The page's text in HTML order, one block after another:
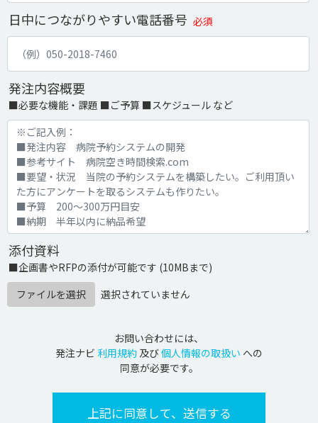
日中につながりやすい電話番号 必須
発注内容概要
■必要な機能・課題 ■ご予算 ■スケジュール など
添付資料
■企画書やRFPの添付が可能です (10MBまで)
ファイルを選択
選択されていません
お問い合わせには、
発注ナビ 利用規約 及び個人情報の取扱い への
同意が必要です。